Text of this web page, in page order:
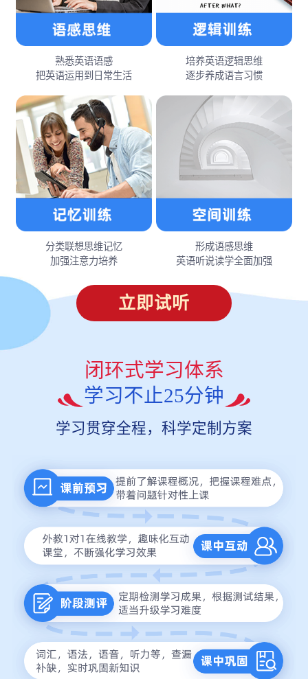
熟悉英语语感
把英语运用到日常生活
培养英语逻辑思维
逐步养成语言习惯
分类联想思维记忆
加强注意力培养
形成语感思维
英语听说读学全面加强
立即试听
闭环式学习体系
学习不止25分钟
学习贯穿全程，科学定制方案